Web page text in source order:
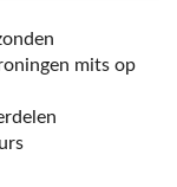
mits op